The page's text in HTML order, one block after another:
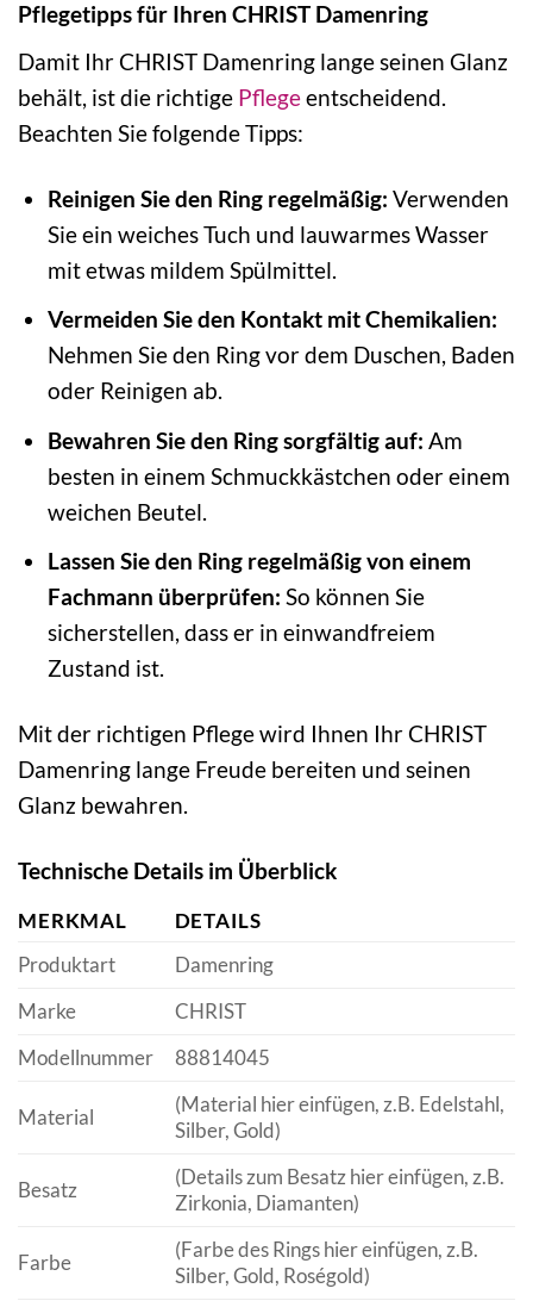
Pflegetipps für Ihren CHRIST Damenring
Damit Ihr CHRIST Damenring lange seinen Glanz
behält, ist die richtige Pflegeentscheidend.
Beachten Sie folgende Tipps:
Reinigen Sie den Ring regelmäßig: Verwenden
Sie ein weiches Tuch und lauwarmes Wasser
mit etwas mildem Spülmittel.
Vermeiden Sie den Kontakt mit Chemikalien:
Nehmen Sie den Ring vor dem Duschen, Baden
oder Reinigen ab.
Bewahren Sie den Ring sorgfältig auf: Am
besten in einem Schmuckkästchen oder einem
weichen Beutel.
Lassen Sie den Ring regelmäßig von einem
Fachmann überprüfen: So können Sie
sicherstellen, dass er in einwandfreiem
Zustand ist.
Mit der richtigen Pflege wird Ihnen Ihr CHRIST
Damenring lange Freude bereiten und seinen
Glanz bewahren.
Technische Details im Überblick
MERKMAL
DETAILS
Produktart
Damenring
Marke
CHRIST
Modellnummer
88814045
Material
(Material hier einfügen, z.B. Edelstahl,
Silber, Gold)
Besatz
(Details zum Besatz hier einfügen, z.B.
Zirkonia, Diamanten)
Farbe
(Farbe des Rings hier einfügen, z.B.
Silber, Gold, Roségold)